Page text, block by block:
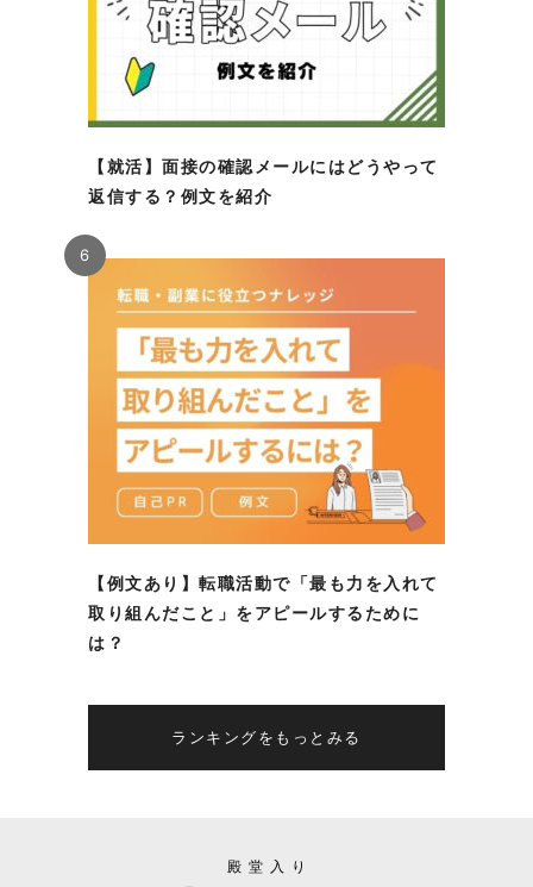
【就活】面接の確認メールにはどうやって
返信する？例文を紹介
【例文あり】転職活動で「最も力を入れて
取り組んだこと」をアピールするために
は？
6
ランキングをもっとみる
殿堂入り